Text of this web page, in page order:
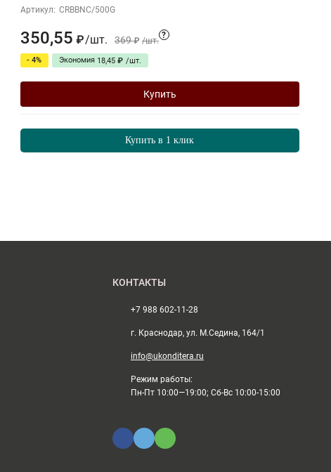
Артикул: CRBBNC/500G
350,55 ₽/шт. 369 ₽ /шт.
?
- 4% Экономия 18,45 ₽ /шт.
Купить
Купить в 1 клик
КОНТАКТЫ
+7 988 602-11-28
г. Краснодар, ул. М.Седина, 164/1
info@ukonditera.ru
Режим работы:
Пн-Пт 10:00—19:00; Сб-Вс 10:00-15:00